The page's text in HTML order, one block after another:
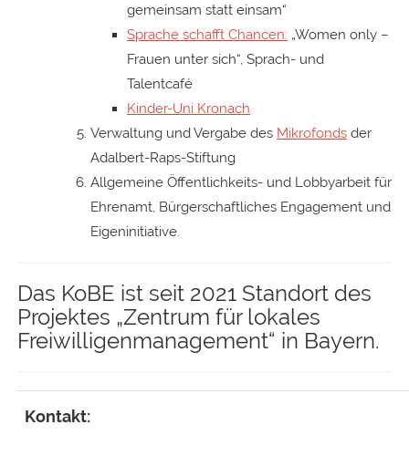
gemeinsam statt einsam“
Sprache schafft Chancen: „Women only –
Frauen unter sich“, Sprach- und
Talentcafé
Kinder-Uni Kronach
Verwaltung und Vergabe des Mikrofonds der
Adalbert-Raps-Stiftung
Allgemeine Öffentlichkeits- und Lobbyarbeit für
Ehrenamt, Bürgerschaftliches Engagement und
Eigeninitiative.
Das KoBE ist seit 2021 Standort des
Projektes „Zentrum für lokales
Freiwilligenmanagement“ in Bayern.
Kontakt: